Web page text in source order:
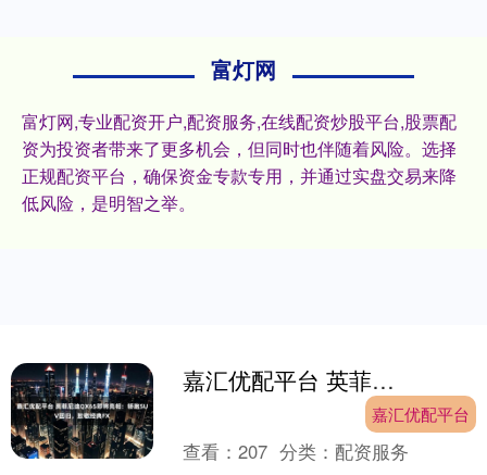
富灯网
富灯网,专业配资开户,配资服务,在线配资炒股平台,股票配
资为投资者带来了更多机会，但同时也伴随着风险。选择
正规配资平台，确保资金专款专用，并通过实盘交易来降
低风险，是明智之举。
嘉汇优配平台 英菲尼迪QX65即将亮相：轿跑SUV回归，致敬经典FX
嘉汇优配平台
查看：207 分类：配资服务